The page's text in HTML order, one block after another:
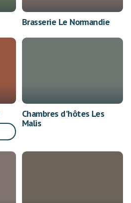
Brasserie Le Normandie
Chambres d'hôtes Les
Malis